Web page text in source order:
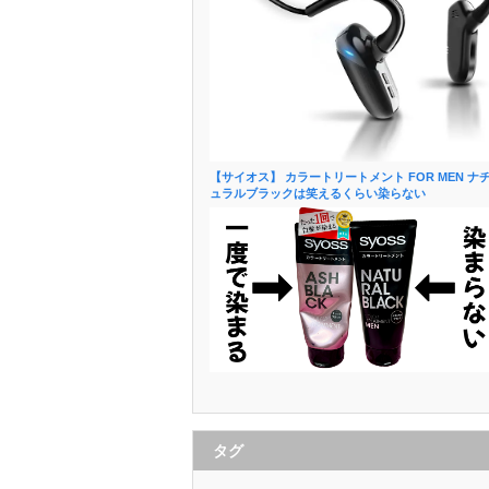
【サイオス】 カラートリートメント FOR MEN ナ
ュラルブラックは笑えるくらい染らない
タグ